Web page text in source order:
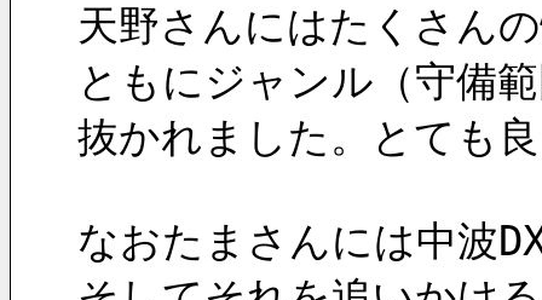
天野さんにはたくさん
ともにジャンル（守備
抜かれました。とても
なおたまさんには中波